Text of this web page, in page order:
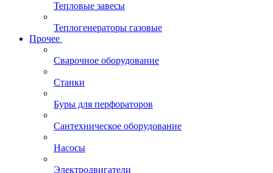
Тепловые завесы
Теплогенераторы газовые
Прочее
Сварочное оборудование
Станки
Буры для перфораторов
Сантехническое оборудование
Насосы
Электродвигатели